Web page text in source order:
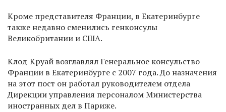
Кроме представителя Франции, в Екатеринбурге
также недавно сменились генконсулы
Великобритании и США.
Клод Круай возглавлял Генеральное консульство
Франции в Екатеринбурге с 2007 года. До назначения
на этот пост он работал руководителем отдела
Дирекции управления персоналом Министерства
иностранных дел в Париже.